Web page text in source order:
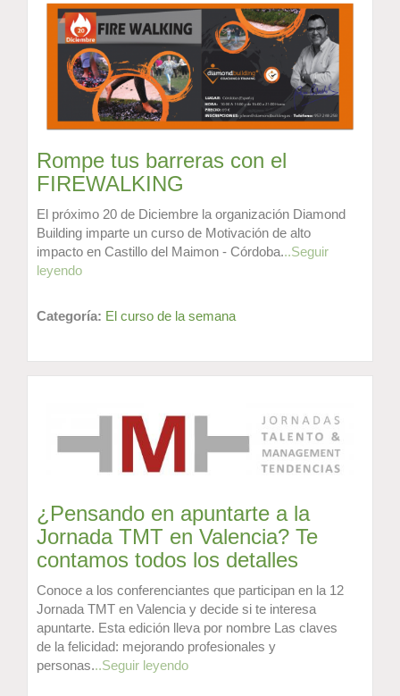
Rompe tus barreras con el
FIREWALKING
El próximo 20 de Diciembre la organización Diamond
Building imparte un curso de Motivación de alto
impacto en Castillo del Maimon - Córdoba...Seguir
leyendo
Categoría: El curso de la semana
¿Pensando en apuntarte a la
Jornada TMT en Valencia? Te
contamos todos los detalles
Conoce a los conferenciantes que participan en la 12
Jornada TMT en Valencia y decide si te interesa
apuntarte. Esta edición lleva por nombre Las claves
de la felicidad: mejorando profesionales y
personas...Seguir leyendo